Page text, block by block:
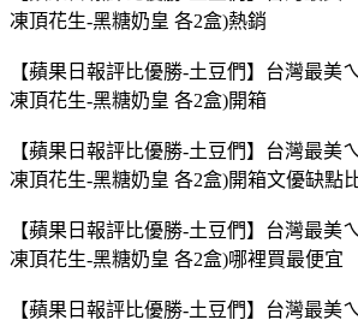
凍頂花生-黑糖奶皇 各2盒)熱銷
【蘋果日報評比優勝-土豆們】台灣最美
凍頂花生-黑糖奶皇 各2盒)開箱
【蘋果日報評比優勝-土豆們】台灣最美
凍頂花生-黑糖奶皇 各2盒)開箱文優缺點
【蘋果日報評比優勝-土豆們】台灣最美
凍頂花生-黑糖奶皇 各2盒)哪裡買最便宜
【蘋果日報評比優勝-土豆們】台灣最美